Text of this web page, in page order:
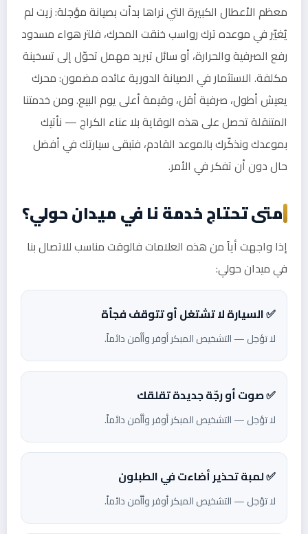
معظم الأعطال الكبيرة التي نراها بدأت بصيانة مؤجلة: زيت لم
يُغيّر في موعده ترك رواسب خنقت المحرك، فلتر هواء مسدود
رفع الصرفية والحرارة، أو سائل تبريد مهمل تحوّل إلى تسخينة
مكلفة. الاستثمار في الصيانة الدورية عائده مضمون: محرك
يعيش أطول، صرفية أقل، وقيمة أعلى يوم البيع. ومن خدمتنا
المتنقلة تحصل على هذه الوقاية بلا عناء الكراج — نأتيك
بموعدك ونذكّرك بالموعد القادم، فتبقى سيارتك في أفضل
حال دون أن تفكر في الأمر.
متى تحتاج خدمة نا في ميدان حولي؟
إذا واجهت أياً من هذه العلامات فالوقت مناسب للاتصال بنا
في ميدان حولي:
✅ السيارة لا تشتغل أو تتوقف فجأة
لا تؤجل — التشخيص المبكر أوفر وأأمن دائماً.
✅ صوت أو رجّة جديدة تقلقك
لا تؤجل — التشخيص المبكر أوفر وأأمن دائماً.
✅ لمبة تحذير أضاءت في الطبلون
لا تؤجل — التشخيص المبكر أوفر وأأمن دائماً.